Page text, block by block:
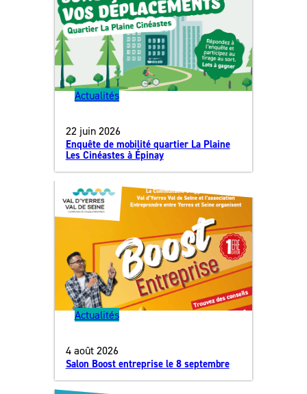
Actualités
22 juin 2026
Enquête de mobilité quartier La Plaine
Les Cinéastes à Épinay
Actualités
4 août 2026
Salon Boost entreprise le 8 septembre